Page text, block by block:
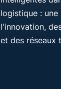
logistique :
l'innovation,
et des réseaux